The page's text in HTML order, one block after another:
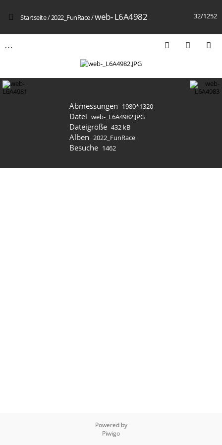
32/1252
Startseite/2022_FunRace/web- L6A4982
Abmessungen 1980*1320
Datei web-_L6A4982.JPG
Dateigröße 432 kB
Alben 2022_FunRace
Besuche 1462
Powered by
Piwigo